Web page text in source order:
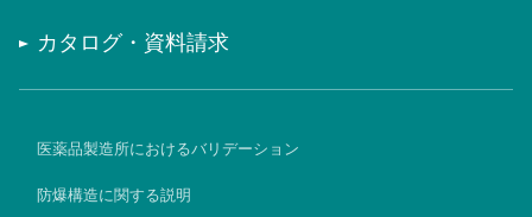
カタログ・資料請求
医薬品製造所におけるバリデーション
防爆構造に関する説明